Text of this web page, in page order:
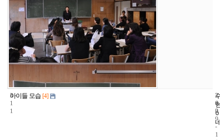
3
1
1
아이들 모습 [4]
2
6
3
2
0
0
9
-
1